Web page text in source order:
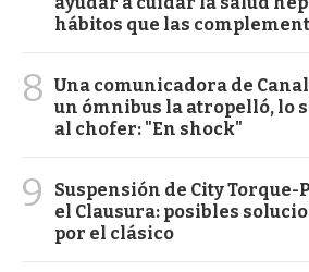
hábitos que las
8 Una comunicadora de
un ómnibus la atropelló, lo
al chofer: "En shock"
9
Suspensión de City
el Clausura: posibles
por el clásico